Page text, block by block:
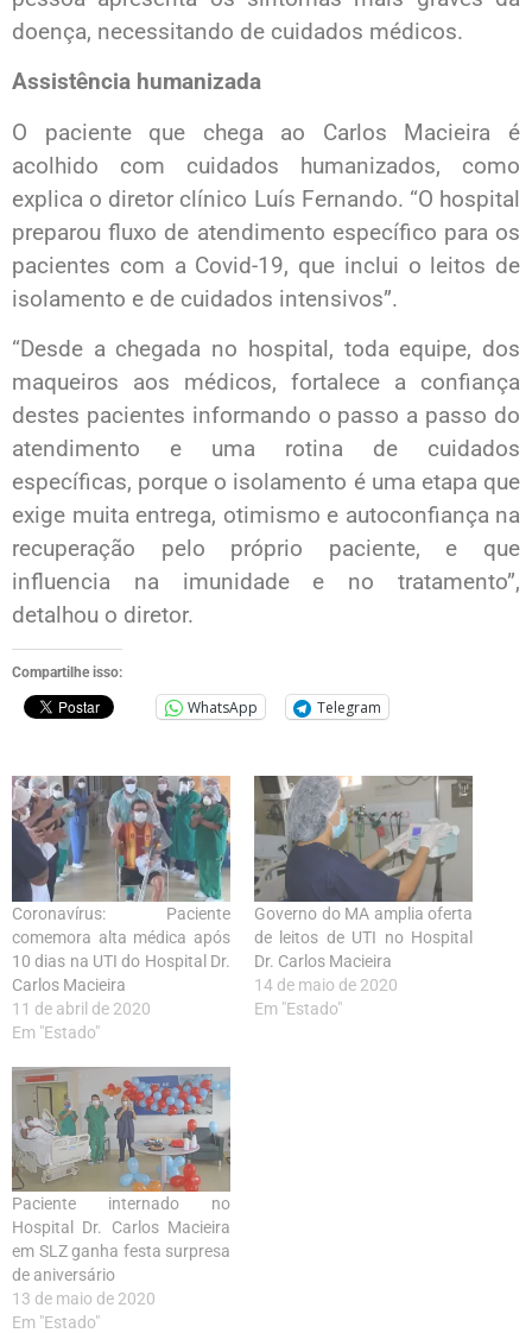
doença, necessitando de cuidados médicos.
Assistência humanizada
O paciente que chega ao Carlos Macieira é
acolhido com cuidados humanizados, como
explica o diretor clínico Luís Fernando. “O hospital
preparou fluxo de atendimento específico para os
pacientes com a Covid-19, que inclui o leitos de
isolamento e de cuidados intensivos”.
“Desde a chegada no hospital, toda equipe, dos
maqueiros aos médicos, fortalece a confiança
destes pacientes informando o passo a passo do
atendimento e uma rotina de cuidados
específicas, porque o isolamento é uma etapa que
exige muita entrega, otimismo e autoconfiança na
recuperação pelo próprio paciente, e que
influencia na imunidade e no tratamento”,
detalhou o diretor.
Compartilhe isso:
WhatsApp Telegram
Coronavírus: Paciente
comemora alta médica após
10 dias na UTI do Hospital Dr.
Carlos Macieira
11 de abril de 2020
Em "Estado"
Governo do MA amplia oferta
de leitos de UTI no Hospital
Dr. Carlos Macieira
14 de maio de 2020
Em "Estado"
Paciente internado no
Hospital Dr. Carlos Macieira
em SLZ ganha festa surpresa
de aniversário
13 de maio de 2020
Em "Estado"